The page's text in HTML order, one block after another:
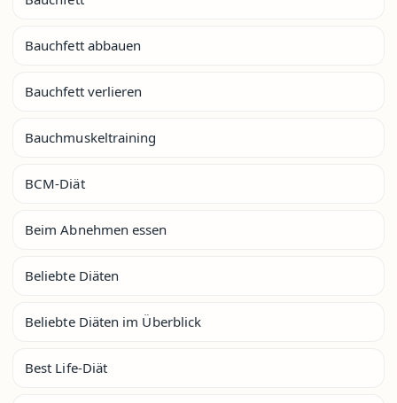
Bauchfett abbauen
Bauchfett verlieren
Bauchmuskeltraining
BCM-Diät
Beim Abnehmen essen
Beliebte Diäten
Beliebte Diäten im Überblick
Best Life-Diät